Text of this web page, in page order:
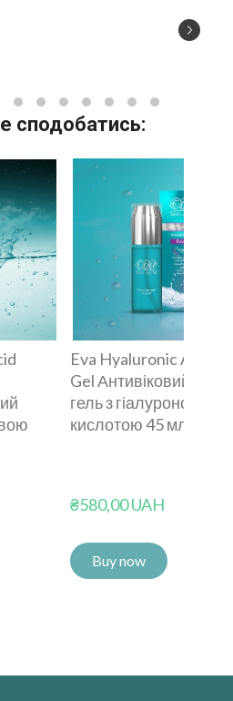
сподобатись:
Eva Hyaluronic Acid
Gel Антивіковий
гель з гіалуроновою
кислотою 45 мл
₴580,00 UAH
Buy now